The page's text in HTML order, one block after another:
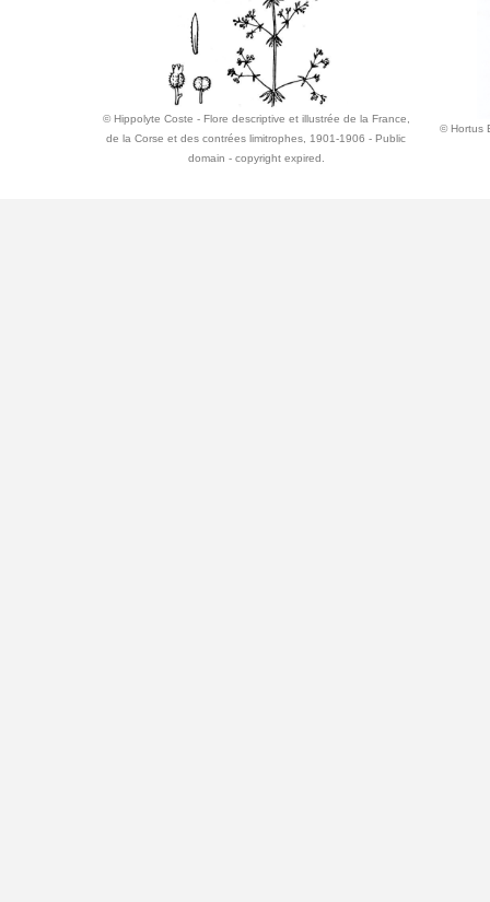
© Hippolyte Coste - Flore descriptive et illustrée de la France,
de la Corse et des contrées limitrophes, 1901-1906 - Public
domain - copyright expired.
© Hortus